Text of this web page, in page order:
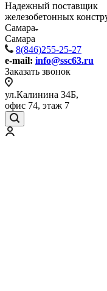
Надежный поставщик
железобетонных
Самара
Самара
8(846)255-25-27
e-mail: info@ssc63.ru
Заказать звонок
ул.Калинина 34Б,
офис 74, этаж 7